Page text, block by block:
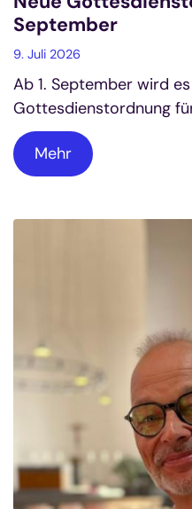
September
9. Juli 2026
Ab 1. September wird
Gottesdienstordnung
Mehr